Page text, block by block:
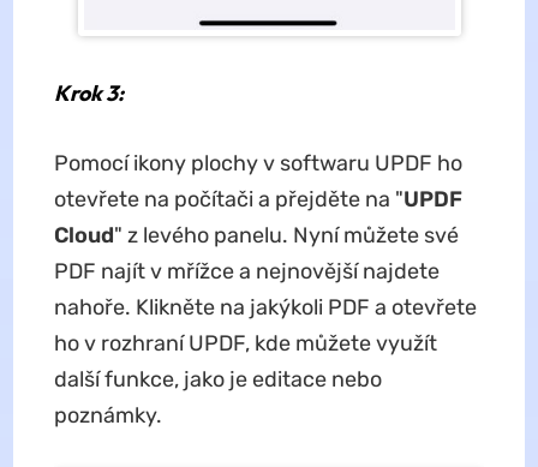
Krok 3:
Pomocí ikony plochy v softwaru UPDF ho
otevřete na počítači a přejděte na "UPDF
Cloud" z levého panelu. Nyní můžete své
PDF najít v mřížce a nejnovější najdete
nahoře. Klikněte na jakýkoli PDF a otevřete
ho v rozhraní UPDF, kde můžete využít
další funkce, jako je editace nebo
poznámky.